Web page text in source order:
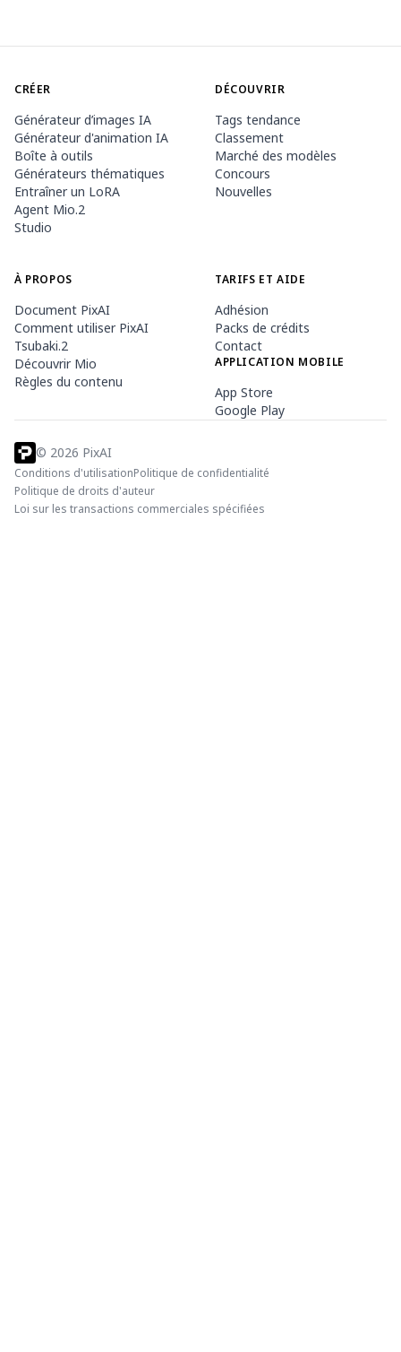
CRÉER
Générateur d’images IA
Générateur d'animation IA
Boîte à outils
Générateurs thématiques
Entraîner un LoRA
Agent Mio.2
Studio
DÉCOUVRIR
Tags tendance
Classement
Marché des modèles
Concours
Nouvelles
À PROPOS
Document PixAI
Comment utiliser PixAI
Tsubaki.2
Découvrir Mio
Règles du contenu
TARIFS ET AIDE
Adhésion
Packs de crédits
Contact
APPLICATION MOBILE
App Store
Google Play
© 2026 PixAI
Conditions d'utilisationPolitique de confidentialité
Politique de droits d'auteur
Loi sur les transactions commerciales spécifiées